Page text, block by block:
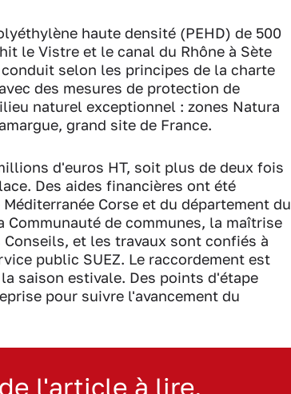
haute densité (PEHD) de 500
le Vistre et le canal du Rhône à Sète
selon les principes de la charte
des mesures de protection de
naturel exceptionnel : zones Natura
grand site de France.
d'euros HT, soit plus de deux fois
Des aides financières ont été
Corse et du département du
Communauté de communes, la maîtrise
et les travaux sont confiés à
public SUEZ. Le raccordement est
saison estivale. Des points d'étape
pour suivre l'avancement du
l'article à lire.